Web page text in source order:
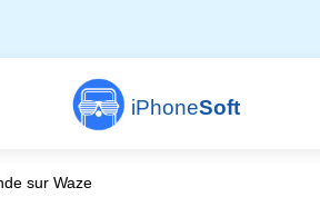
iPhoneSoft
sur Waze